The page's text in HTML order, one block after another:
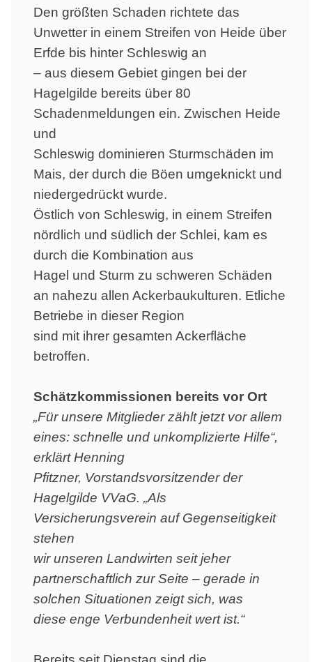
Den größten Schaden richtete das
Unwetter in einem Streifen von Heide über
Erfde bis hinter Schleswig an
– aus diesem Gebiet gingen bei der
Hagelgilde bereits über 80
Schadenmeldungen ein. Zwischen Heide
und
Schleswig dominieren Sturmschäden im
Mais, der durch die Böen umgeknickt und
niedergedrückt wurde.
Östlich von Schleswig, in einem Streifen
nördlich und südlich der Schlei, kam es
durch die Kombination aus
Hagel und Sturm zu schweren Schäden
an nahezu allen Ackerbaukulturen. Etliche
Betriebe in dieser Region
sind mit ihrer gesamten Ackerfläche
betroffen.
Schätzkommissionen bereits vor Ort
„Für unsere Mitglieder zählt jetzt vor allem
eines: schnelle und unkomplizierte Hilfe“,
erklärt Henning
Pfitzner, Vorstandsvorsitzender der
Hagelgilde VVaG. „Als
Versicherungsverein auf Gegenseitigkeit
stehen
wir unseren Landwirten seit jeher
partnerschaftlich zur Seite – gerade in
solchen Situationen zeigt sich, was
diese enge Verbundenheit wert ist.“